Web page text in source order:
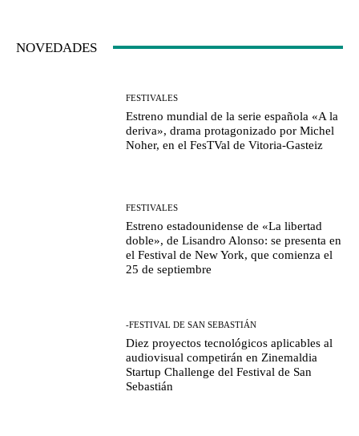
NOVEDADES
FESTIVALES
Estreno mundial de la serie española «A la
deriva», drama protagonizado por Michel
Noher, en el FesTVal de Vitoria-Gasteiz
FESTIVALES
Estreno estadounidense de «La libertad
doble», de Lisandro Alonso: se presenta en
el Festival de New York, que comienza el
25 de septiembre
-FESTIVAL DE SAN SEBASTIÁN
Diez proyectos tecnológicos aplicables al
audiovisual competirán en Zinemaldia
Startup Challenge del Festival de San
Sebastián